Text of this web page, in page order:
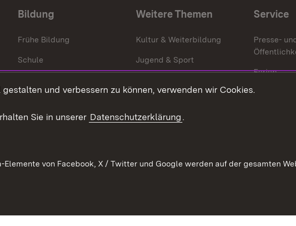
Bildung
Frühe Bildung
Schule
Weitere Themen
Kultur & Weiterbildung
Jugend & Sport
Service
Presse-
Ferien
Stellen
und verbessern zu können, verwenden wir Cookies.
Sie in unserer Datenschutzerklärung.
von Facebook, X / Twitter und Google werden auf der gesamten